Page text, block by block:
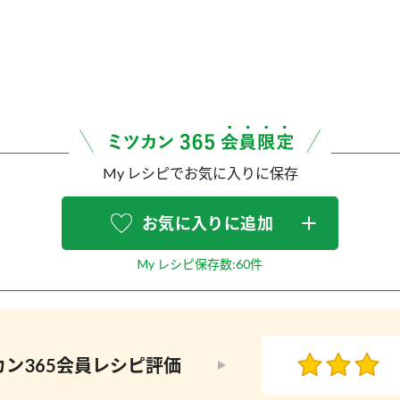
My レシピでお気に入りに保存
お気に入りに追加
My レシピ保存数:60件
ン365会員 レシピ評価